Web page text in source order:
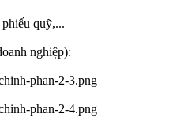
quỹ,...
nghiệp):